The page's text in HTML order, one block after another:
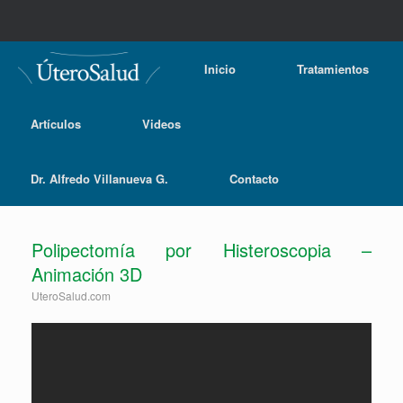
Inicio Tratamientos
Artículos Videos
Dr. Alfredo Villanueva G. Contacto
Polipectomía por Histeroscopia –
Animación 3D
UteroSalud.com